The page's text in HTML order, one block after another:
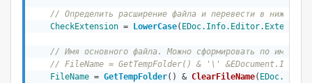
// Определить расширение файла и перевести в нижний
CheckExtension = LowerCase( EDoc.Info.Editor.Extension
// Имя основного файла. Можно сформировать по имени
// FileName = GetTempFolder() & '\' &EDocument.ID& '.'
FileName = GetTempFolder() & ClearFileName( EDoc.